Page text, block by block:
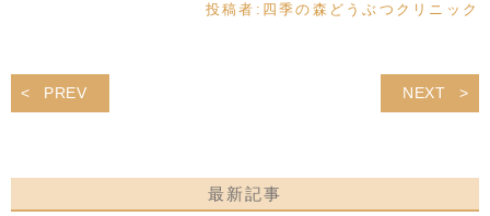
投稿者: 四季の森どうぶつクリニック
PREV NEXT
最新記事